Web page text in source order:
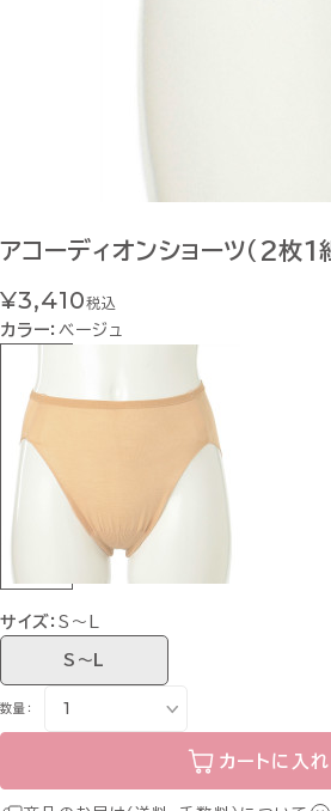
アコーディオンショーツ（2枚1
¥3,410税込
カラー：ベージュ
サイズ：S〜L
S〜L
数量：
カートに入